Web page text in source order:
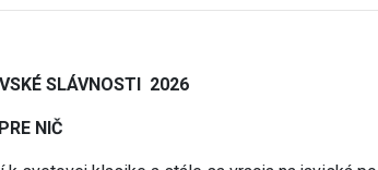
SLÁVNOSTI 2026
NIČ